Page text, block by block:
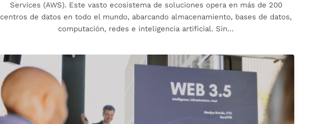
Services (AWS). Este vasto ecosistema de soluciones opera en más de 200
centros de datos en todo el mundo, abarcando almacenamiento, bases de datos,
computación, redes e inteligencia artificial. Sin…